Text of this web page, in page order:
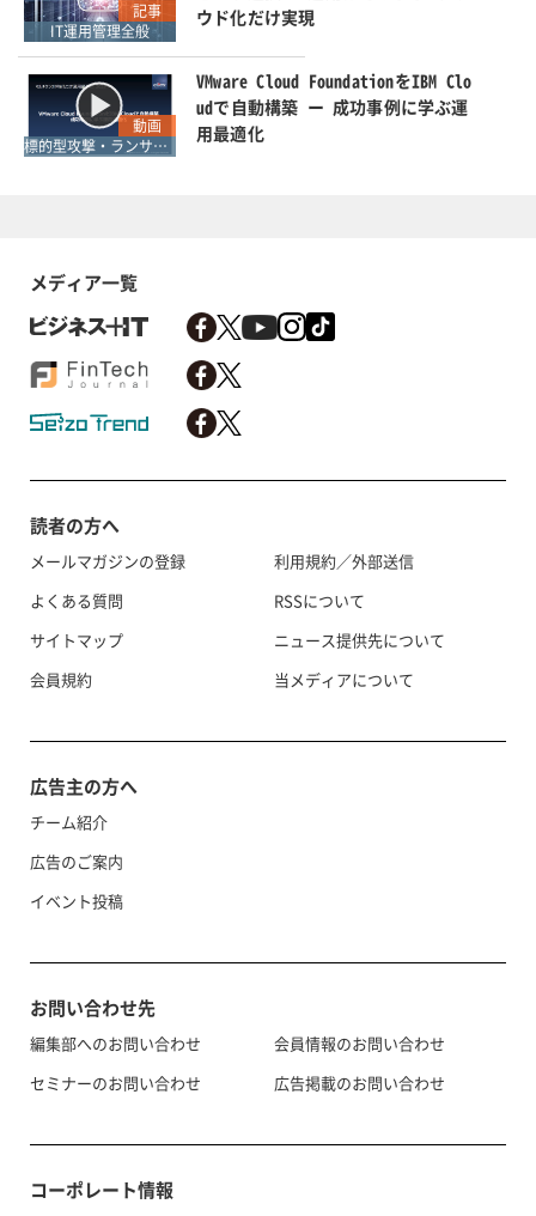
記事
IT運用管理全般
ウド化だけ実現
動画
標的型攻撃・ランサムウェア対策
VMware Cloud FoundationをIBM Clo
udで自動構築 ー 成功事例に学ぶ運
用最適化
メディア一覧
読者の方へ
メールマガジンの登録
よくある質問
サイトマップ
会員規約
利用規約／外部送信
RSSについて
ニュース提供先について
当メディアについて
広告主の方へ
チーム紹介
広告のご案内
イベント投稿
お問い合わせ先
編集部へのお問い合わせ
セミナーのお問い合わせ
会員情報のお問い合わせ
広告掲載のお問い合わせ
コーポレート情報